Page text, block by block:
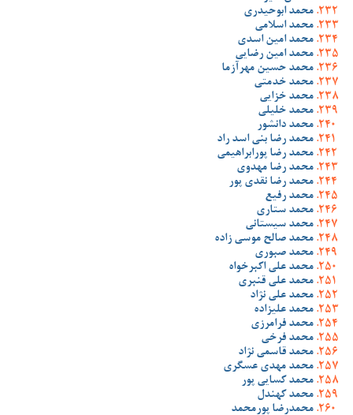
محمد ابوحیدری
محمد اسلامی
محمد امین اسدی
محمد امین رضایی
محمد حسین مهرآزما
محمد خدمتی
محمد خزایی
محمد خلیلی
محمد دانشور
محمد رضا بنی اسد راد
محمد رضا پورابراهیمی
محمد رضا مهدوی
محمد رضا نقدی پور
محمد رفیع
محمد ستاری
محمد سیستانی
محمد صالح موسی زاده
محمد صبوری
محمد علی اکبرخواه
محمد علی قنبری
محمد علی نژاد
محمد علیزاده
محمد فرامرزی
محمد فرخی
محمد قاسمی نژاد
محمد مهدی عسگری
محمد کسایی پور
محمد کهندل
محمدرضا پورمحمد